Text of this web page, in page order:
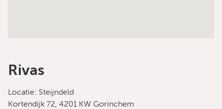
Rivas
Locatie: Steijndeld
Kortendijk 72, 4201 KW Gorinchem